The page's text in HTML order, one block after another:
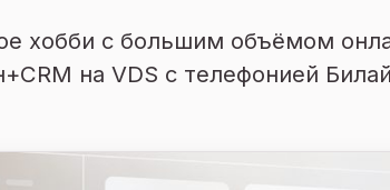
хобби с большим объёмом
на VDS с телефонией